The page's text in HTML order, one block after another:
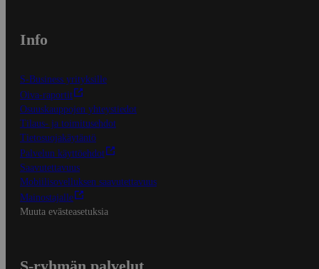
Info
S-Business yrityksille
Oiva-raportit
Osuuskauppojen yhteystiedot
Tilaus- ja toimitusehdot
Tietosuojakäytäntö
Palvelun käyttöehdot
Saavutettavuus
Mobiilisovelluksen saavutettavuus
Mainostajalle
Muuta evästeasetuksia